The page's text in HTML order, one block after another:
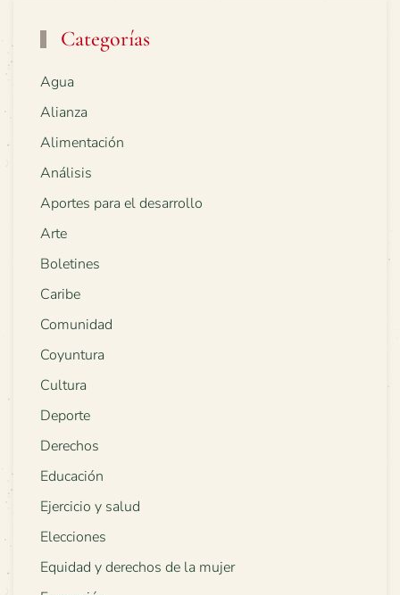
Categorías
Agua
Alianza
Alimentación
Análisis
Aportes para el desarrollo
Arte
Boletines
Caribe
Comunidad
Coyuntura
Cultura
Deporte
Derechos
Educación
Ejercicio y salud
Elecciones
Equidad y derechos de la mujer